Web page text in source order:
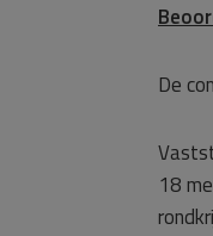
De
18